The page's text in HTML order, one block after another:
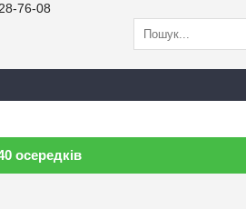
76-08
осередків